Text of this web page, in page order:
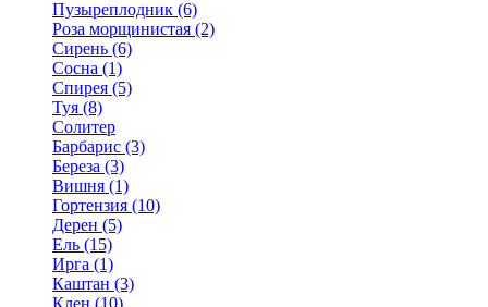
Пузыреплодник (6)
Роза морщинистая (2)
Сирень (6)
Сосна (1)
Спирея (5)
Туя (8)
Солитер
Барбарис (3)
Береза (3)
Вишня (1)
Гортензия (10)
Дерен (5)
Ель (15)
Ирга (1)
Каштан (3)
Клен (10)